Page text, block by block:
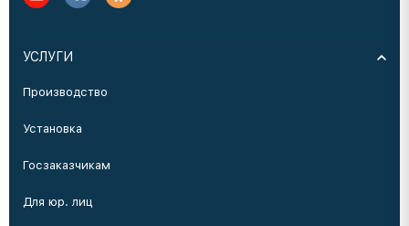
УСЛУГИ
Производство
Установка
Госзаказчикам
Для юр. лиц